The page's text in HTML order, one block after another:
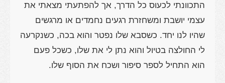
התכוונתי לכעוס כל הדרך, אך להפתעתי מצאתי את
עצמי יושבת ומשחזרת רגעים נחמדים או מרגשים
שהיו לנו יחד. כשסבא שלו נפטר והוא בכה, כשנקרעה
לי החולצה בטיול והוא נתן לי את שלו, כשכל פעם
הוא התחיל לספר סיפור ושכח את הסוף שלו.